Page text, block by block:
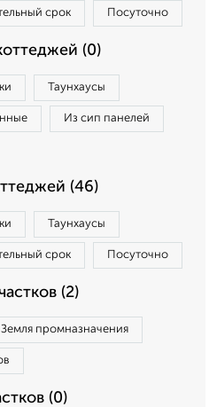
срок Посуточно
(0)
Таунхаусы
Из сип панелей
(46)
Таунхаусы
срок Посуточно
(2)
Земля промназначения
(0)